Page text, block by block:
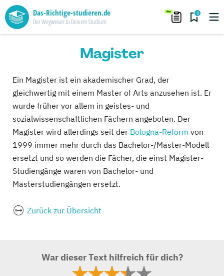
Das-Richtige-studieren.de
Der Wegweiser zu Deinem Studium
0
Magister
Ein Magister ist ein akademischer Grad, der
gleichwertig mit einem Master of Arts anzusehen ist. Er
wurde früher vor allem in geistes- und
sozialwissenschaftlichen Fächern angeboten. Der
Magister wird allerdings seit der Bologna-Reform von
1999 immer mehr durch das Bachelor-/Master-Modell
ersetzt und so werden die Fächer, die einst Magister-
Studiengänge waren von Bachelor- und
Masterstudiengängen ersetzt.
Zurück zur Übersicht
War dieser Text hilfreich für dich?